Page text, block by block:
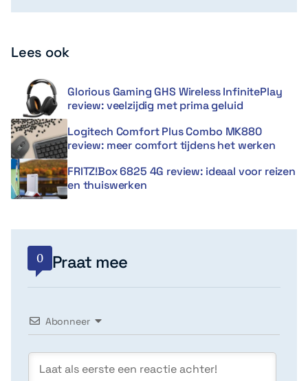
Lees ook
Glorious Gaming GHS Wireless InfinitePlay
review: veelzijdig met prima geluid
Logitech Comfort Plus Combo MK880
review: meer comfort tijdens het werken
FRITZ!Box 6825 4G review: ideaal voor reizen
en thuiswerken
0 Praat mee
Abonneer